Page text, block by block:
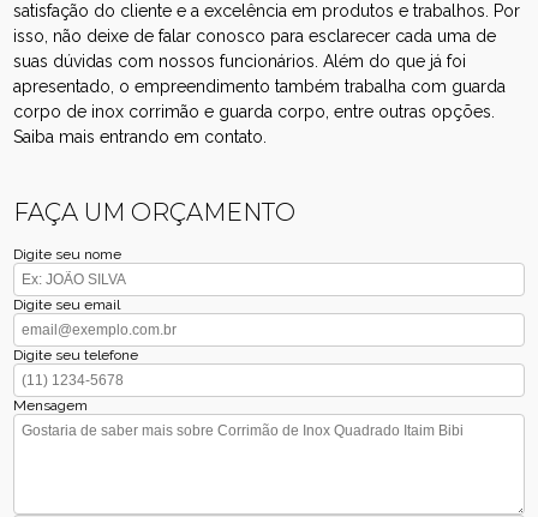
satisfação do cliente e a excelência em produtos e trabalhos. Por
isso, não deixe de falar conosco para esclarecer cada uma de
suas dúvidas com nossos funcionários. Além do que já foi
apresentado, o empreendimento também trabalha com guarda
corpo de inox corrimão e guarda corpo, entre outras opções.
Saiba mais entrando em contato.
FAÇA UM ORÇAMENTO
Digite seu nome
Digite seu email
Digite seu telefone
Mensagem